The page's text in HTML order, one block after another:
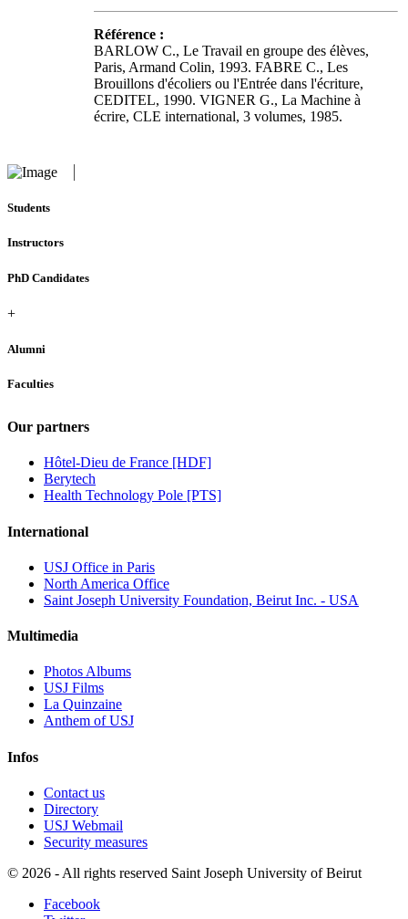
Référence :
BARLOW C., Le Travail en groupe des élèves,
Paris, Armand Colin, 1993. FABRE C., Les
Brouillons d'écoliers ou l'Entrée dans l'écriture,
CEDITEL, 1990. VIGNER G., La Machine à
écrire, CLE international, 3 volumes, 1985.
Students
Instructors
PhD Candidates
+
Alumni
Faculties
Our partners
Hôtel-Dieu de France [HDF]
Berytech
Health Technology Pole [PTS]
International
USJ Office in Paris
North America Office
Saint Joseph University Foundation, Beirut Inc. - USA
Multimedia
Photos Albums
USJ Films
La Quinzaine
Anthem of USJ
Infos
Contact us
Directory
USJ Webmail
Security measures
© 2026 - All rights reserved Saint Joseph University of Beirut
Facebook